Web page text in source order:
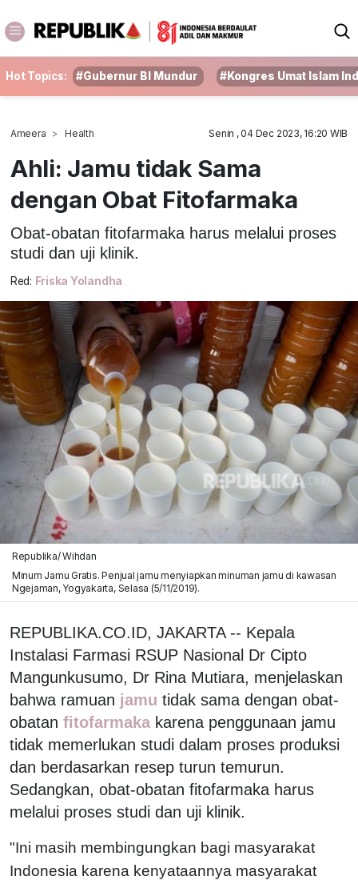
Hot Topics: #Gubernur BI Mundur #Kongres Umat Islam
Ameera Health Senin , 04 Dec 2023, 16:20 WIB
Ahli: Jamu tidak Sama
dengan Obat Fitofarmaka
Obat-obatan fitofarmaka harus melalui proses
studi dan uji klinik.
Red: Friska Yolandha
Republika/ Wihdan
Minum Jamu Gratis. Penjual jamu menyiapkan minuman jamu di kawasan
Ngejaman, Yogyakarta, Selasa (5/11/2019).
REPUBLIKA.CO.ID, JAKARTA -- Kepala
Instalasi Farmasi RSUP Nasional Dr Cipto
Mangunkusumo, Dr Rina Mutiara, menjelaskan
bahwa ramuan jamu tidak sama dengan obat-
obatan fitofarmaka karena penggunaan jamu
tidak memerlukan studi dalam proses produksi
dan berdasarkan resep turun temurun.
Sedangkan, obat-obatan fitofarmaka harus
melalui proses studi dan uji klinik.
"Ini masih membingungkan bagi masyarakat
Indonesia karena kenyataannya masyarakat